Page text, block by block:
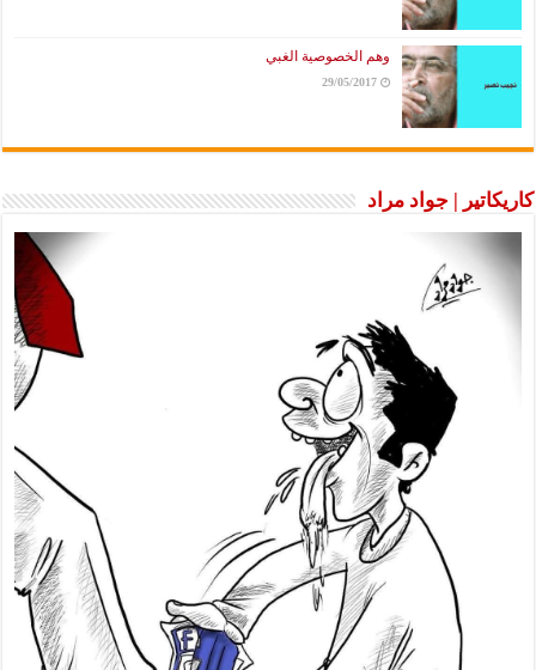
وهم الخصوصية الغبي
29/05/2017
كاريكاتير | جواد مراد